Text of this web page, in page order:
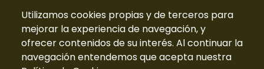
Utilizamos cookies propias y de terceros para
mejorar la experiencia de navegación, y
ofrecer contenidos de su interés. Al continuar la
navegación entendemos que acepta nuestra
Quiénes somos
Contacto
Tarifas
Preguntas frecuentes